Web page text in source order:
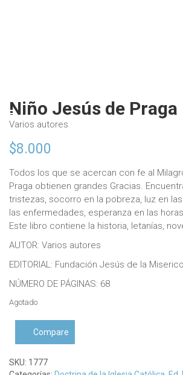
Niño Jesús de Praga
Varios autores
$8.000
Todos los que se acercan con fe al
Praga obtienen grandes Gracias.
tristezas, socorro en la pobreza, luz en
las enfermedades, esperanza en las
Este libro contiene la historia, letanías,
AUTOR: Varios autores
EDITORIAL: Fundación Jesús de la
NÚMERO DE PÁGINAS: 68
Agotado
Compare
SKU: 1777